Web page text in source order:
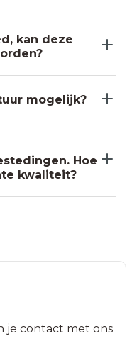
kan deze
mogelijk?
Hoe
kwaliteit?
je contact met ons